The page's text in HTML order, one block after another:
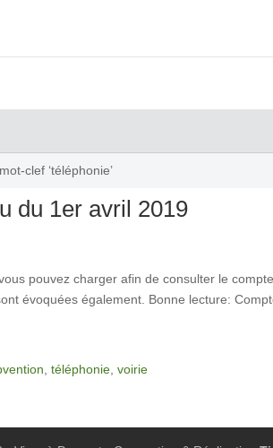
clef ‘téléphonie’
du 1er avril 2019
pouvez charger afin de consulter le
évoquées également. Bonne lecture:
téléphonie voirie